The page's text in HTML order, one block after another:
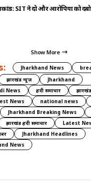
SIT ने दो और आरोपियों को
Show More
Jharkhand News
झारखंड न्यूज़
Jharkhand
News
हिंदी समाचार
News
national news
Jharkhand Breaking News
झारखंड हिंदी समाचार
Latest
Jharkhand Headlines
News